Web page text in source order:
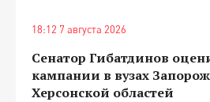
18:12 7 августа 2026
Сенатор Гибатдинов
кампании в вузах
Херсонской областей